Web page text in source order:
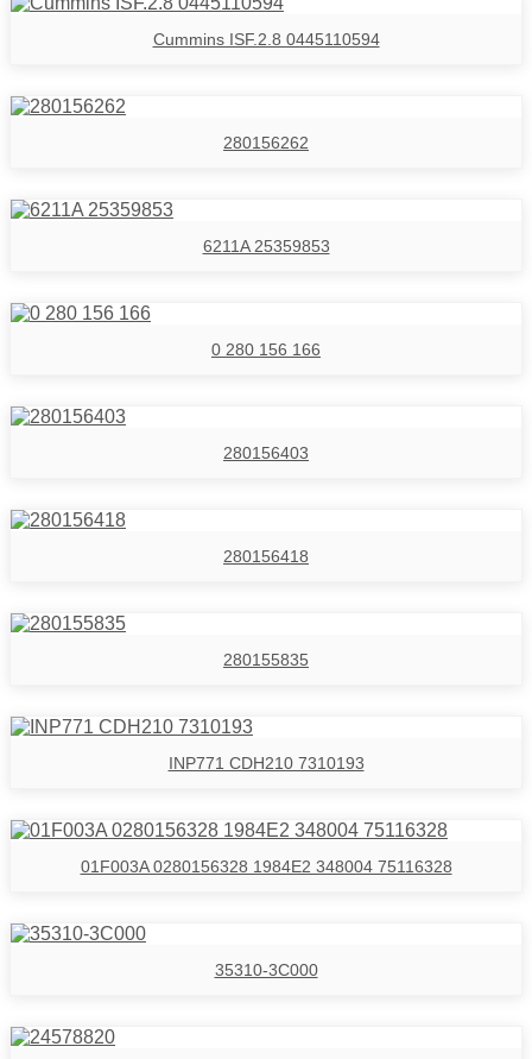
Cummins ISF.2.8 0445110594
280156262
6211A 25359853
0 280 156 166
280156403
280156418
280155835
INP771 CDH210 7310193
01F003A 0280156328 1984E2 348004 75116328
35310-3C000